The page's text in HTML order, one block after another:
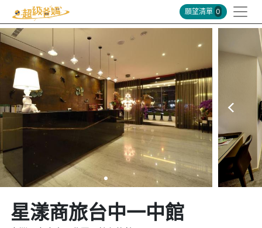
願望清單 0
星漾商旅台中一中館